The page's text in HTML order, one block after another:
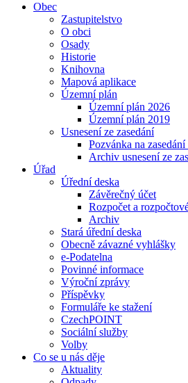
Obec
Zastupitelstvo
O obci
Osady
Historie
Knihovna
Mapová aplikace
Územní plán
Územní plán 2026
Územní plán 2019
Usnesení ze zasedání
Pozvánka na
Archiv usnesení ze
Úřad
Úřední deska
Závěrečný účet
Rozpočet a
Archiv
Stará úřední deska
Obecně závazné vyhlášky
e-Podatelna
Povinné informace
Výroční zprávy
Příspěvky
Formuláře ke stažení
CzechPOINT
Sociální služby
Volby
Co se u nás děje
Aktuality